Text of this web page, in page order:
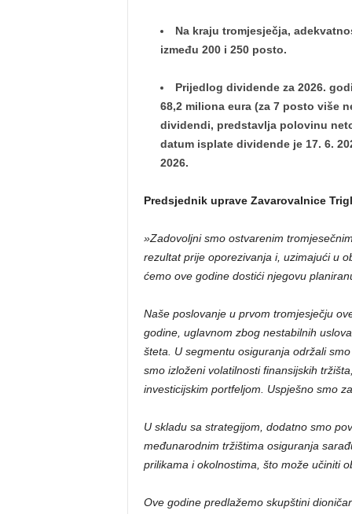
Na kraju tromjesječja,
između 200 i 250 posto.
Prijedlog dividende za 2026.
68,2 miliona eura (za 7 posto više
dividendi, predstavlja polovinu
datum isplate dividende je 17. 6.
2026.
Predsjednik uprave Zavarovalnice
»Zadovoljni smo ostvarenim
rezultat prije oporezivanja i, uzimajući u
ćemo ove godine dostići njegovu
Naše poslovanje u prvom tromjesječju
godine, uglavnom zbog nestabilnih
šteta. U segmentu osiguranja održali
smo izloženi volatilnosti finansijskih
investicijskim portfeljom. Uspješno smo
U skladu sa strategijom, dodatno smo
međunarodnim tržištima osiguranja
prilikama i okolnostima, što može učiniti
Ove godine predlažemo skupštini